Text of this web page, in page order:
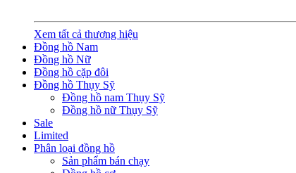
Xem tất cả thương hiệu
Đồng hồ Nam
Đồng hồ Nữ
Đồng hồ cặp đôi
Đồng hồ Thụy Sỹ
Đồng hồ nam Thụy Sỹ
Đồng hồ nữ Thụy Sỹ
Sale
Limited
Phân loại đồng hồ
Sản phẩm bán chạy